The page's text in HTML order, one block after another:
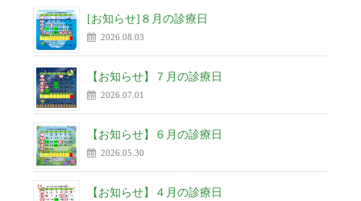
[お知らせ]８月の診療日
2026.08.03
【お知らせ】７月の診療日
2026.07.01
【お知らせ】６月の診療日
2026.05.30
【お知らせ】４月の診療日